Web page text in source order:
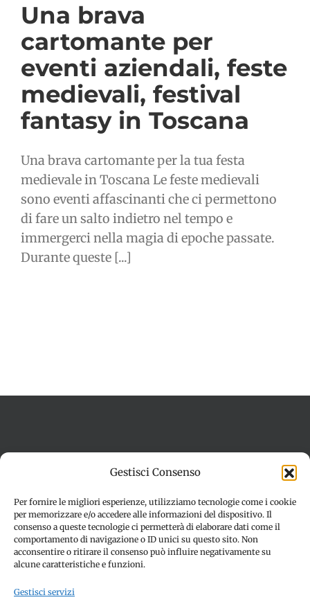
Gestisci Consenso
Per fornire le migliori esperienze, utilizziamo tecnologie come i cookie
per memorizzare e/o accedere alle informazioni del dispositivo. Il
consenso a queste tecnologie ci permetterà di elaborare dati come il
comportamento di navigazione o ID unici su questo sito. Non
acconsentire o ritirare il consenso può influire negativamente su
alcune caratteristiche e funzioni.
Gestisci servizi
Una brava
cartomante per
eventi aziendali, feste
medievali, festival
fantasy in Toscana
Una brava cartomante per la tua festa
medievale in Toscana Le feste medievali
sono eventi affascinanti che ci permettono
di fare un salto indietro nel tempo e
immergerci nella magia di epoche passate.
Durante queste [...]
Disconoscimento